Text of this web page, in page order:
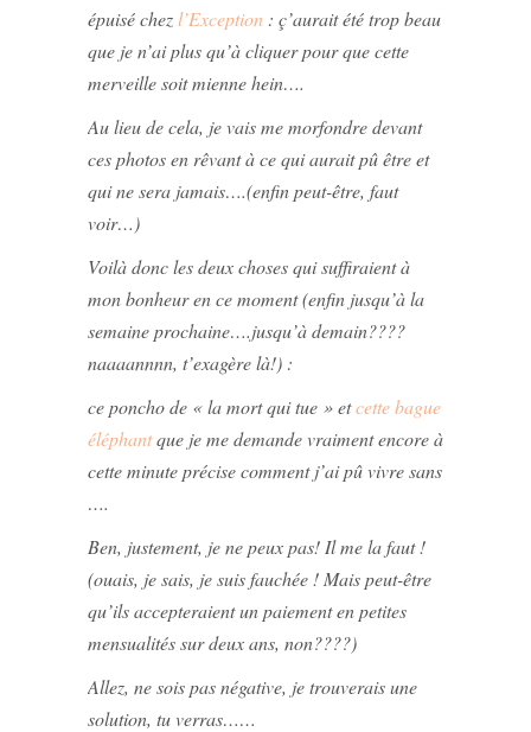
épuisé chezl’Exception : ç’aurait été trop beau
que je n’ai plus qu’à cliquer pour que cette
merveille soit mienne hein….
Au lieu de cela, je vais me morfondre devant
ces photos en rêvant à ce qui aurait pû être et
qui ne sera jamais….(enfin peut-être, faut
voir…)
Voilà donc les deux choses qui suffiraient à
mon bonheur en ce moment (enfin jusqu’à la
semaine prochaine….jusqu’à demain????
naaaannnn, t’exagère là!) :
ce poncho de « la mort qui tue » etcette bague
éléphantque je me demande vraiment encore à
cette minute précise comment j’ai pû vivre sans
….
Ben, justement, je ne peux pas! Il me la faut !
(ouais, je sais, je suis fauchée ! Mais peut-être
qu’ils accepteraient un paiement en petites
mensualités sur deux ans, non????)
Allez, ne sois pas négative, je trouverais une
solution, tu verras……